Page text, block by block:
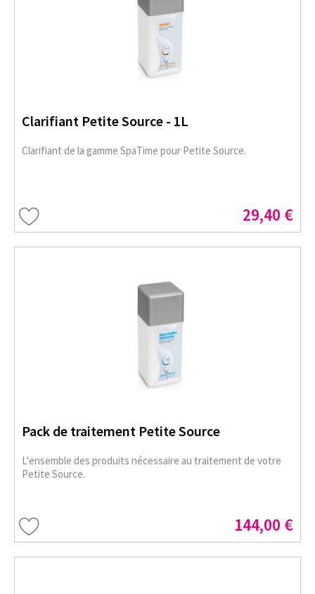
Clarifiant Petite Source - 1L
Clarifiant de la gamme SpaTime pour Petite Source.
29,40 €
Pack de traitement Petite Source
L'ensemble des produits nécessaire au traitement de votre
Petite Source.
144,00 €